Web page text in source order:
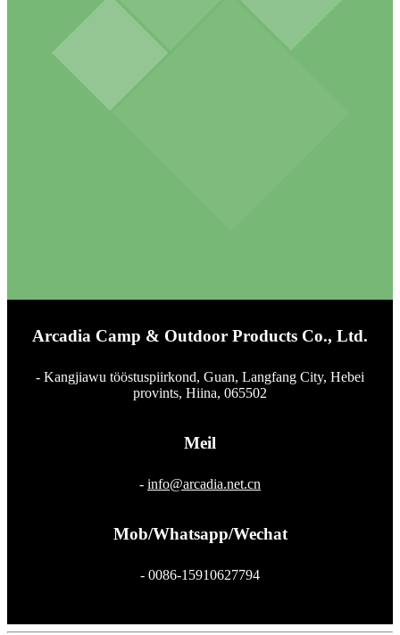
Arcadia Camp & Outdoor Products Co., Ltd.
- Kangjiawu tööstuspiirkond, Guan, Langfang City, Hebei
provints, Hiina, 065502
Meil
- info@arcadia.net.cn
Mob/Whatsapp/Wechat
- 0086-15910627794